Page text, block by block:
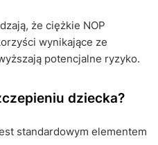
że ciężkie NOP
wynikające ze
potencjalne ryzyko.
dziecka?
standardowym elementem